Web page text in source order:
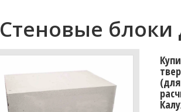
Стеновые блоки